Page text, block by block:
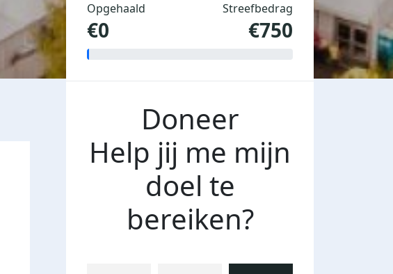
Opgehaald
€0
Streefbedrag
€750
Doneer
Help jij me mijn
doel te
bereiken?